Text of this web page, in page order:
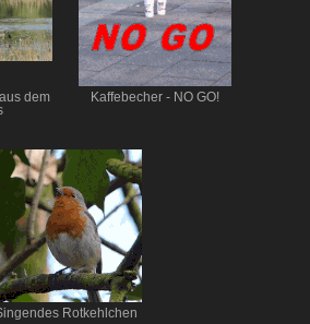
dem
Kaffebecher - NO GO!
Rotkehlchen